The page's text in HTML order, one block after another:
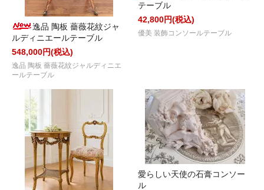
逸品 陶板 薔薇花紋ジャ
ルディニエールテーブル
548,000円(税込)
逸品 陶板 薔薇花紋ジャルディニエ
ールテーブル
テーブル
42,800円(税込)
優美 装飾コンソールテーブル
愛らしい天使の石膏コンソー
ル